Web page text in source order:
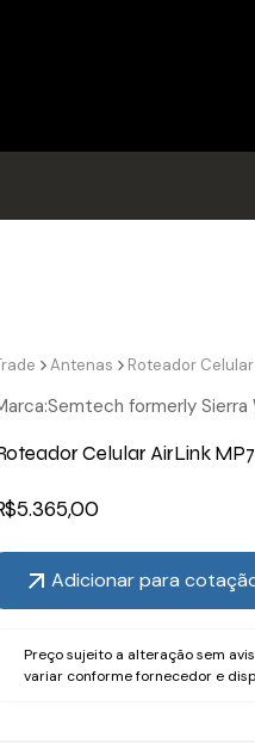
Antenas
Semtech formerly Sierra
Celular AirLink
5.365,00
Adicionar para
Preço sujeito a alteração sem
variar conforme fornecedor e